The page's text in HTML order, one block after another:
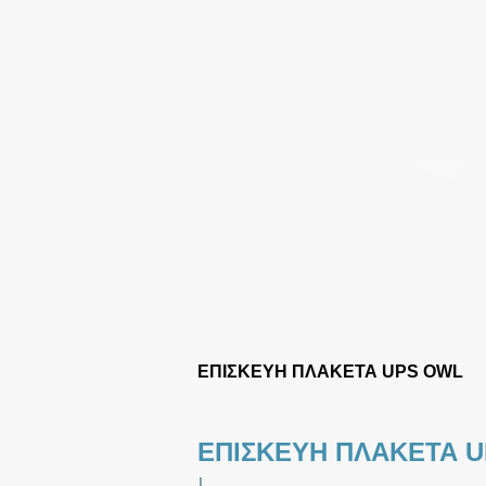
ΕΠΙΣΚΕΥΗ ΠΛΑΚΕΤΑ UPS OWL
ΕΠΙΣΚΕΥΗ ΠΛΑΚΕΤΑ